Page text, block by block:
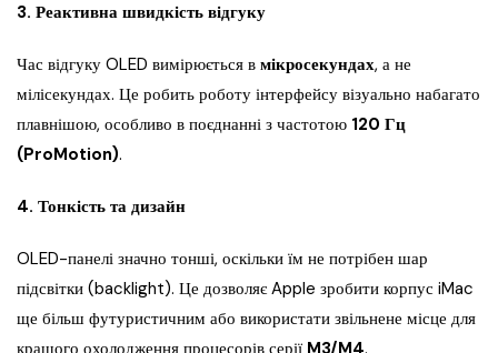
3. Реактивна швидкість відгуку
Час відгуку OLED вимірюється в мікросекундах, а не
мілісекундах. Це робить роботу інтерфейсу візуально набагато
плавнішою, особливо в поєднанні з частотою 120 Гц
(ProMotion).
4. Тонкість та дизайн
OLED-панелі значно тонші, оскільки їм не потрібен шар
підсвітки (backlight). Це дозволяє Apple зробити корпус iMac
ще більш футуристичним або використати звільнене місце для